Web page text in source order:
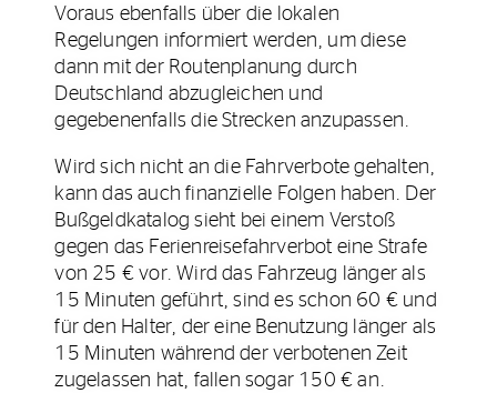
Voraus ebenfalls über die lokalen
Regelungen informiert werden, um diese
dann mit der Routenplanung durch
Deutschland abzugleichen und
gegebenenfalls die Strecken anzupassen.
Wird sich nicht an die Fahrverbote gehalten,
kann das auch finanzielle Folgen haben. Der
Bußgeldkatalog sieht bei einem Verstoß
gegen das Ferienreisefahrverbot eine Strafe
von 25 € vor. Wird das Fahrzeug länger als
15 Minuten geführt, sind es schon 60 € und
für den Halter, der eine Benutzung länger als
15 Minuten während der verbotenen Zeit
zugelassen hat, fallen sogar 150 € an.